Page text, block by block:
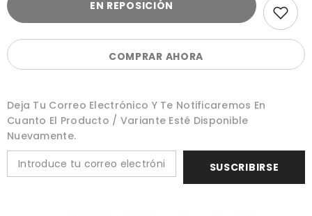
EN REPOSICIÓN
COMPRAR AHORA
Deja Tu Correo Electrónico Y Te Notificaremos En
Cuanto El Producto / Variante Esté Disponible
Nuevamente.
SUSCRIBIRSE